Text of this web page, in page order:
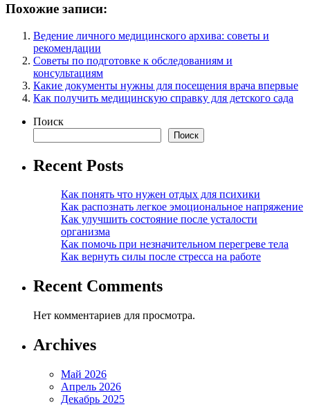
Похожие записи:
Ведение личного медицинского архива: советы и
рекомендации
Советы по подготовке к обследованиям и
консультациям
Какие документы нужны для посещения врача впервые
Как получить медицинскую справку для детского сада
Поиск
Поиск
Recent Posts
Как понять что нужен отдых для психики
Как распознать легкое эмоциональное напряжение
Как улучшить состояние после усталости
организма
Как помочь при незначительном перегреве тела
Как вернуть силы после стресса на работе
Recent Comments
Нет комментариев для просмотра.
Archives
Май 2026
Апрель 2026
Декабрь 2025